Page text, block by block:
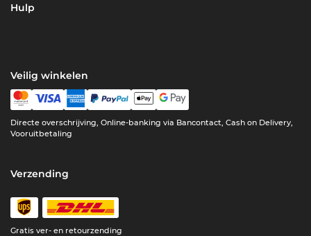
Hulp
Veilig winkelen
Directe overschrijving, Online-banking via Bancontact, Cash on Delivery,
Vooruitbetaling
Verzending
Gratis ver- en retourzending